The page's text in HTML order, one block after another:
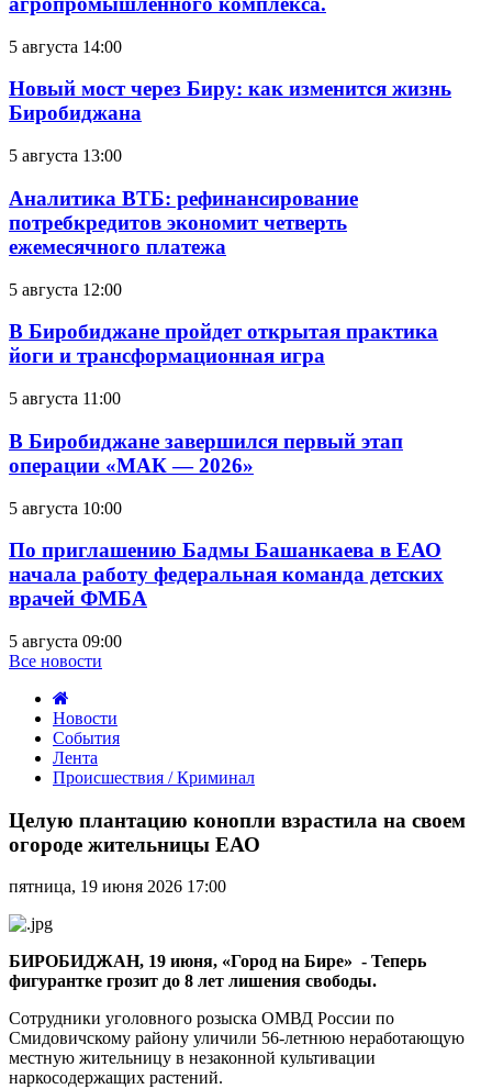
5 августа 14:00
Новый мост через Биру: как изменится жизнь
Биробиджана
5 августа 13:00
Аналитика ВТБ: рефинансирование
потребкредитов экономит четверть
ежемесячного платежа
5 августа 12:00
В Биробиджане пройдет открытая практика
йоги и трансформационная игра
5 августа 11:00
В Биробиджане завершился первый этап
операции «МАК — 2026»
5 августа 10:00
По приглашению Бадмы Башанкаева в ЕАО
начала работу федеральная команда детских
врачей ФМБА
5 августа 09:00
Все новости
Новости
События
Лента
Происшествия / Криминал
плантацию
взрастила
своем
жительницы
ЕАО
Целую плантацию конопли взрастила на своем
огороде жительницы ЕАО
пятница, 19 июня 2026 17:00
БИРОБИДЖАН, 19 июня, «Город на Бире» - Теперь
фигурантке грозит до 8 лет лишения свободы.
Cотрудники уголовного розыска ОМВД России по
Смидовичскому району уличили 56-летнюю неработающую
местную жительницу в незаконной культивации
наркосодержащих растений.